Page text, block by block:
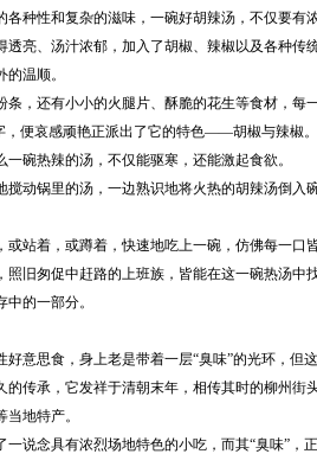
各种性和复杂的滋味，一碗好胡辣汤，不仅要有
透亮、汤汁浓郁，加入了胡椒、辣椒以及各种传
温顺。
条，还有小小的火腿片、酥脆的花生等食材，每
，便哀感顽艳正派出了它的特色——胡椒与辣椒。
碗热辣的汤，不仅能驱寒，还能激起食欲。
搅动锅里的汤，一边熟识地将火热的胡辣汤倒入
或站着，或蹲着，快速地吃上一碗，仿佛每一口
照旧匆促中赶路的上班族，皆能在这一碗热汤中
的一部分。
好意思食，身上老是带着一层“臭味”的光环，但
的传承，它发祥于清朝末年，相传其时的柳州街
地特产。
一说念具有浓烈场地特色的小吃，而其“臭味”，